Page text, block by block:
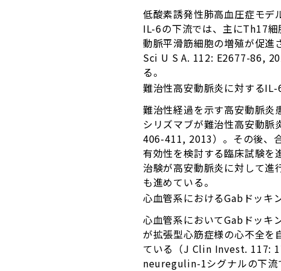
低酸素誘発性肺高血圧症モデ
IL-6の下流では、主にTh17
動脈平滑筋細胞の増殖が促
Sci U S A. 112: E2677-86,
る。
難治性高安動脈炎に対する
難治性経過を示す高安動脈炎
シリズマブが難治性高安動
406-411, 2013）。その後、
有効性を検討する臨床試験
治験が高安動脈炎に対して進
も進めている。
心血管系におけるGabドッキ
心血管系においてGabドッキ
が拡張型心筋症様の心不全を
ている（J Clin Invest. 117:
neuregulin-1シグナルの下流